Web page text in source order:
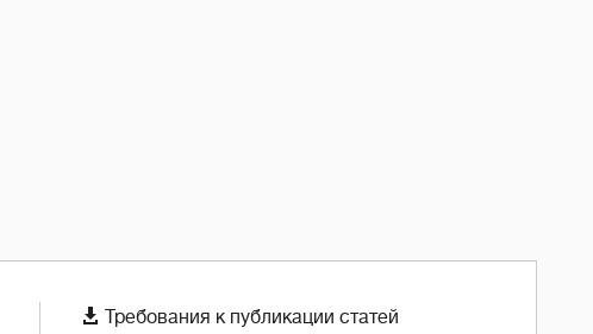
 Требования к публикации статей